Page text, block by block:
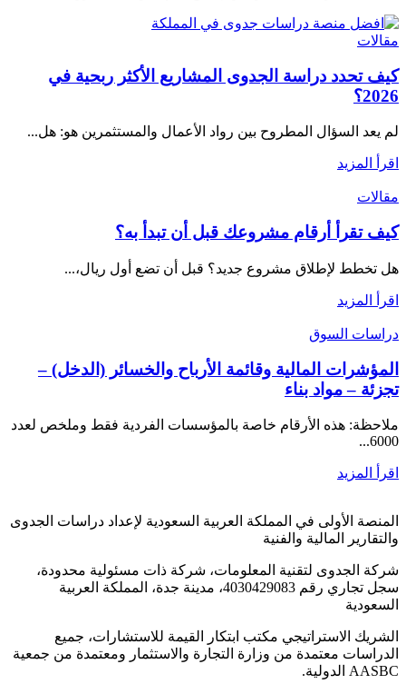
مقالات
كيف تحدد دراسة الجدوى المشاريع الأكثر ربحية في
2026؟
لم يعد السؤال المطروح بين رواد الأعمال والمستثمرين هو: هل...
اقرأ المزيد
مقالات
كيف تقرأ أرقام مشروعك قبل أن تبدأ به؟
هل تخطط لإطلاق مشروع جديد؟ قبل أن تضع أول ريال،...
اقرأ المزيد
دراسات السوق
المؤشرات المالية وقائمة الأرباح والخسائر (الدخل) –
تجزئة – مواد بناء
ملاحظة: هذه الأرقام خاصة بالمؤسسات الفردية فقط وملخص لعدد
6000...
اقرأ المزيد
المنصة الأولى في المملكة العربية السعودية لإعداد دراسات الجدوى
والتقارير المالية والفنية
شركة الجدوى لتقنية المعلومات، شركة ذات مسئولية محدودة،
سجل تجاري رقم 4030429083، مدينة جدة، المملكة العربية
السعودية
الشريك الاستراتيجي مكتب ابتكار القيمة للاستشارات، جميع
الدراسات معتمدة من وزارة التجارة والاستثمار ومعتمدة من جمعية
AASBC الدولية.